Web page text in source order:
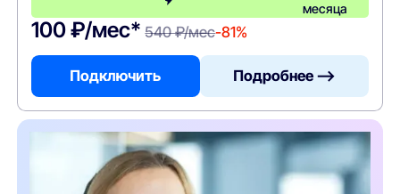
месяца
100 ₽/мес* 540 ₽/мес-81%
Подключить Подробнее —>